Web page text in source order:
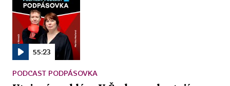
55:23
PODCAST PODPÁSOVKA